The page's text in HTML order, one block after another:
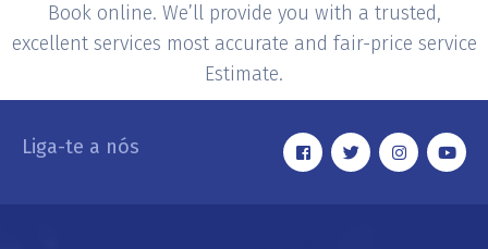
Book online. We’ll provide you with a trusted,
excellent services most accurate and fair-price service
Estimate.
Liga-te a nós